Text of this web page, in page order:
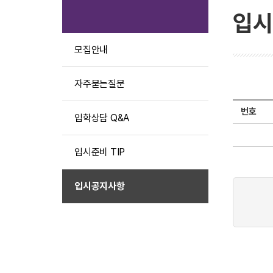
모집안내
자주묻는질문
입학상담 Q&A
입시준비 TIP
입시공지사항
입
번호